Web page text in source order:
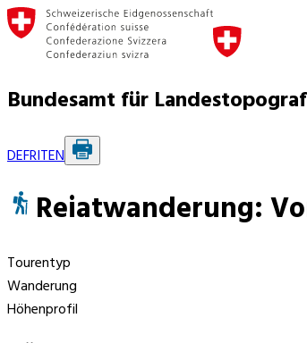
Bundesamt für
DEFRITEN
Reiatwanderung:
Tourentyp
Wanderung
Höhenprofil